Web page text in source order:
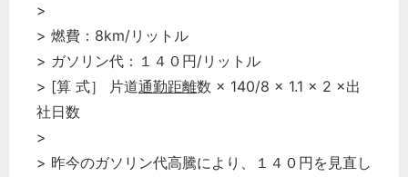
>
> 燃費：8km/リットル
> ガソリン代：１４０円/リットル
> [算 式］ 片道通勤距離数 × 140/8 × 1.1 × 2 ×出
社日数
>
> 昨今のガソリン代高騰により、１４０円を見直し